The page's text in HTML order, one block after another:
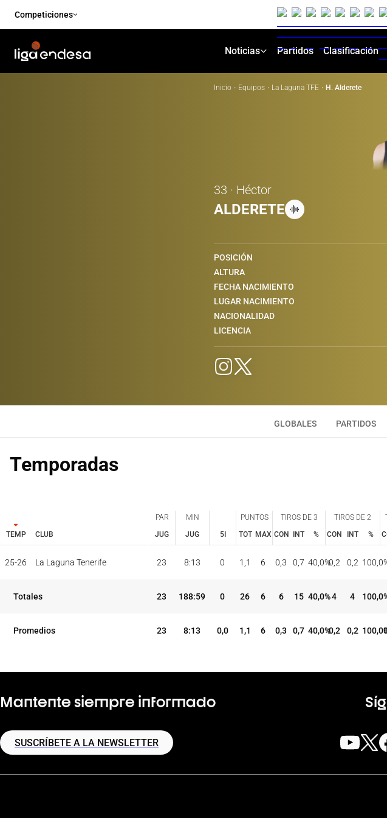
Competiciones
Noticias Partidos Clasificación
Inicio · Equipos · La Laguna TFE · H. Alderete
33 · Héctor
ALDERETE
POSICIÓN
ALTURA
FECHA NACIMIENTO
LUGAR NACIMIENTO
NACIONALIDAD
LICENCIA
GLOBALES PARTIDOS
Temporadas
TEMP CLUB
PAR
MIN
5I
PUNTOS TIROS DE 3 TIROS DE 2
JUG JUG TOT MAX CON INT % CON INT %
25-26 La Laguna Tenerife 23 8:13 0 1,1 6 0,3 0,7 40,0%0,2 0,2 100,0
Totales 23 188:59 0 26 6 6 15 40,0%4 4 100,0
Promedios 23 8:13 0,0 1,1 6 0,3 0,7 40,0%0,2 0,2 100,0
Mantente siempre informado
SUSCRÍBETE A LA NEWSLETTER